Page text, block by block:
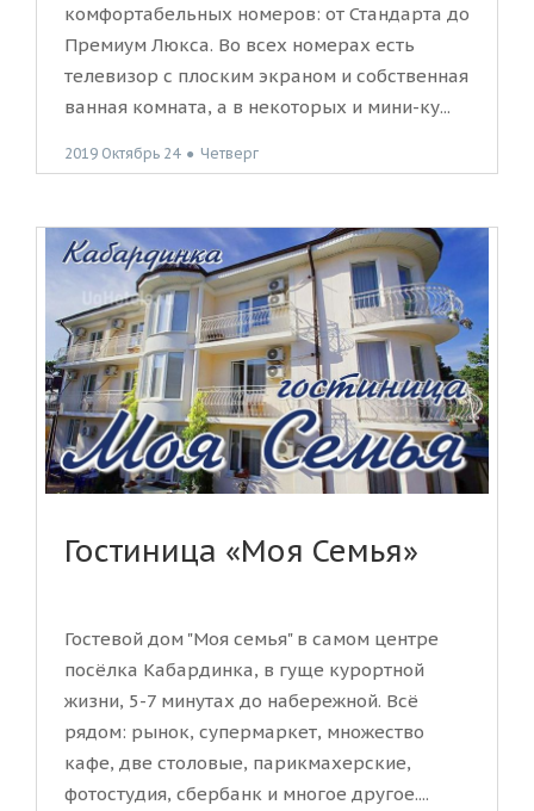
комфортабельных номеров: от Стандарта до
Премиум Люкса. Во всех номерах есть
телевизор с плоским экраном и собственная
ванная комната, а в некоторых и мини-ку...
2019 Октябрь 24 ● Четверг
Гостиница «Моя Семья»
Гостевой дом "Моя семья" в самом центре
посёлка Кабардинка, в гуще курортной
жизни, 5-7 минутах до набережной. Всё
рядом: рынок, супермаркет, множество
кафе, две столовые, парикмахерские,
фотостудия, сбербанк и многое другое....